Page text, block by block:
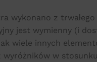
wykonano z
jest wymienny (i
wiele innych
wyróżników w